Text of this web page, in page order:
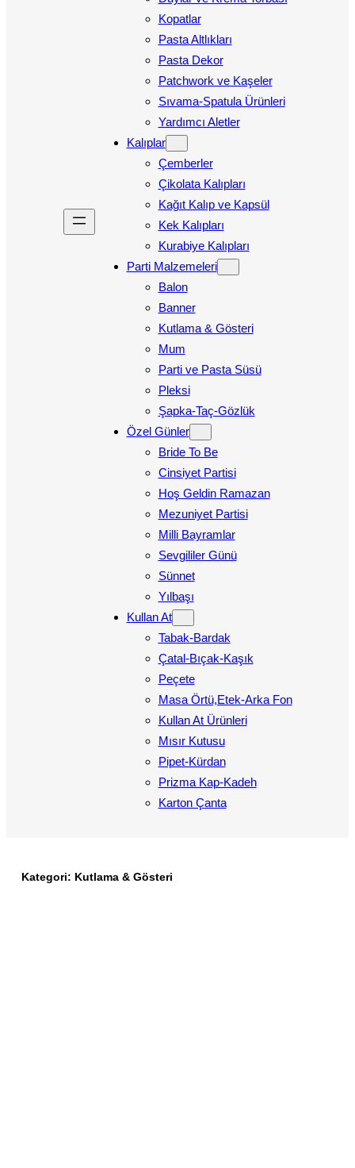
Kopatlar
Pasta Altlıkları
Pasta Dekor
Patchwork ve Kaşeler
Sıvama-Spatula Ürünleri
Yardımcı Aletler
Kalıplar
Çemberler
Çikolata Kalıpları
Kağıt Kalıp ve Kapsül
Kek Kalıpları
Kurabiye Kalıpları
Parti Malzemeleri
Balon
Banner
Kutlama & Gösteri
Mum
Parti ve Pasta Süsü
Pleksi
Şapka-Taç-Gözlük
Özel Günler
Bride To Be
Cinsiyet Partisi
Hoş Geldin Ramazan
Mezuniyet Partisi
Milli Bayramlar
Sevgililer Günü
Sünnet
Yılbaşı
Kullan At
Tabak-Bardak
Çatal-Bıçak-Kaşık
Peçete
Masa Örtü,Etek-Arka Fon
Kullan At Ürünleri
Mısır Kutusu
Pipet-Kürdan
Prizma Kap-Kadeh
Karton Çanta
Kategori: Kutlama & Gösteri